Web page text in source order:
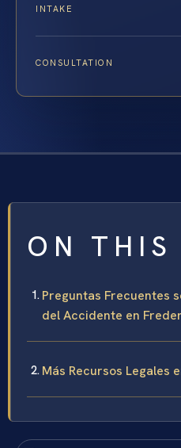
INTAKE
CONSULTATION
ON THIS
Preguntas Frecuentes
del Accidente en
Más Recursos Legales